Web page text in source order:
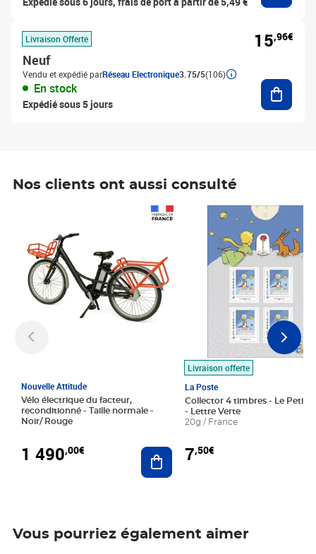
Livraison Offerte
Neuf
Vendu et expédié parRéseau Electronique3.75/5(106)
En stock
Expédié sous 5 jours
15,96€
Nos clients ont aussi consulté
Nouvelle Attitude
Vélo électrique du facteur,
reconditionné - Taille normale -
Noir/ Rouge
1 490,00€ Ajouter au panier
Livraison offerte
La Poste
Collector 4 timbres - Le Petit
- Lettre Verte
20g / France
7,50€
Prix 7,50€
Vous pourriez également aimer